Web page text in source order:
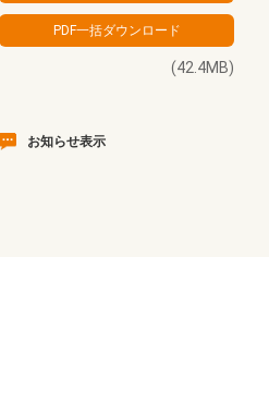
(42.4MB)
お知らせ表示